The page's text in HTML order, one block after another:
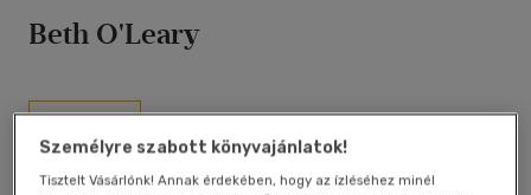
Beth O'Leary
Olvasói vélemények
Eladott darabszám szerint csökkenő
Cím szerint A-Z
Szerző szerint A-Z
Személyre szabott könyvajánlatok!
Tisztelt Vásárlónk! Annak érdekében, hogy az ízléséhez minél